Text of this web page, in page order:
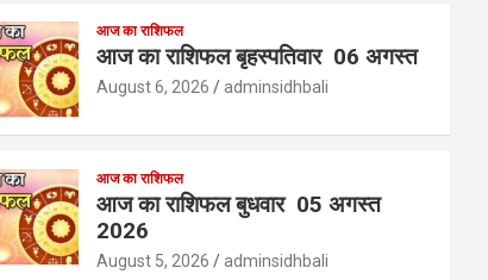
आज का राशिफल
आज का राशिफल बृहस्पतिवार 06 अगस्त
August 6, 2026 adminsidhbali
आज का राशिफल
आज का राशिफल बुधवार 05 अगस्त
2026
August 5, 2026 adminsidhbali